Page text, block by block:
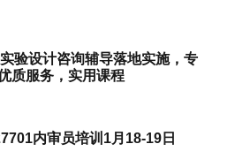
验设计咨询辅导落地实施，专
质服务，实用课程
内审员培训1月18-19日